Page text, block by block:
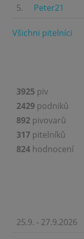
5.
Peter21
Všichni pitelníci
3925 piv
2429 podniků
892 pivovarů
317 pitelníků
824 hodnocení
25.9. - 27.9.2026